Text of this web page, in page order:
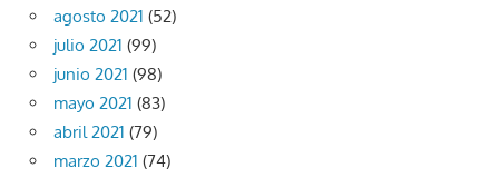
agosto 2021 (52)
julio 2021 (99)
junio 2021 (98)
mayo 2021 (83)
abril 2021 (79)
marzo 2021 (74)